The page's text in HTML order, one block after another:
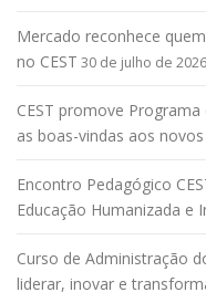
Mercado reconhece
no CEST 30 de julho de 2026
CEST promove
as boas-vindas aos
Encontro Pedagógico
Educação Humanizada e
Curso de Administração
liderar, inovar e